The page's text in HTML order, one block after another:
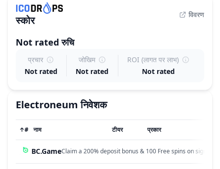
स्कोर विवरण
Not rated रुचि
प्रचार
Not rated
जोखिम
Not rated
ROI (लागत पर लाभ)
Not rated
Electroneum निवेशक
↑# नाम टीयर प्रकार
BC.GameClaim a 200% deposit bonus & 100 Free spins on sign up!